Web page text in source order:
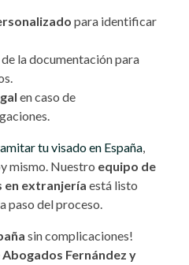
para identificar
de la documentación para
en caso de
tu visado en España,
mismo. Nuestro equipo de
en extranjería está listo
paso del proceso.
sin complicaciones!
Abogados Fernández y